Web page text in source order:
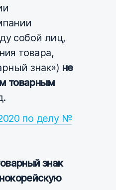
собой лиц,
товара,
знак») не
товарным
по делу №
знак